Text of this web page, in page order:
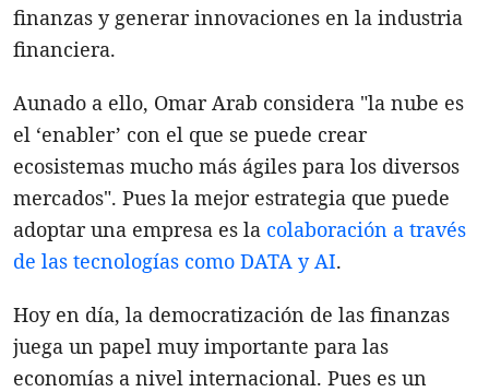
finanzas y generar innovaciones en la industria
financiera.
Aunado a ello, Omar Arab considera "la nube es
el ‘enabler’ con el que se puede crear
ecosistemas mucho más ágiles para los diversos
mercados". Pues la mejor estrategia que puede
adoptar una empresa es la colaboración a través
de las tecnologías como DATA y AI.
Hoy en día, la democratización de las finanzas
juega un papel muy importante para las
economías a nivel internacional. Pues es un